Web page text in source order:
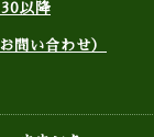
以降
問い合わせ）